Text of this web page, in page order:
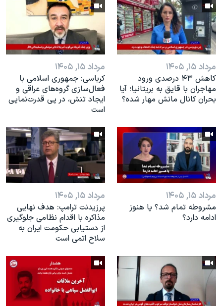
نرگس محمدی برنده جایزه نوبل صلح
همایش محافظه‌کاران آمریکا «سی‌پک»
صفحه‌های ویژه
سفر پرزیدنت ترامپ به چینمرداد ۱۵, ۱۴۰۵
کاهش ۴۳ درصدی ورود
مهاجران با قایق به بریتانیا؛ آیا
بحران کانال مانش مهار شده؟
مرداد ۱۵, ۱۴۰۵
کرباسی: جمهوری اسلامی با
فعال‌سازی گروه‌های عراقی و
ایجاد تنش، در پی قدرت‌نمایی
است
مرداد ۱۵, ۱۴۰۵
مشروطه تمام شد؟ يا هنوز
ادامه دارد؟
مرداد ۱۵, ۱۴۰۵
پرزیدنت ترامپ: هدف نهایی
مذاکره با اقدام نظامی جلوگیری
از دستیابی حکومت ایران به
سلاح اتمی است